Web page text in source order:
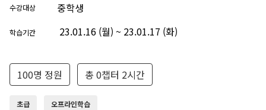
수강대상 중학생
학습기간 23.01.16 (월) ~ 23.01.17 (화)
100명 정원 총 0챕터 2시간
초급 오프라인학습